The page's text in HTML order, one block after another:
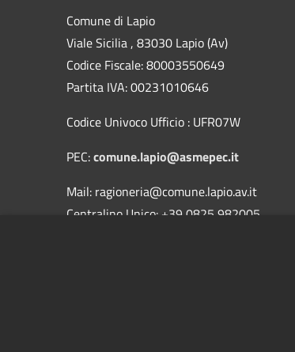
Comune di Lapio
Viale Sicilia , 83030 Lapio (Av)
Codice Fiscale: 80003550649
Partita IVA: 00231010646
Codice Univoco Ufficio : UFR07W
PEC:comune.lapio@asmepec.it
Mail: ragioneria@comune.lapio.av.it
Centralino Unico: +39 0825 982005